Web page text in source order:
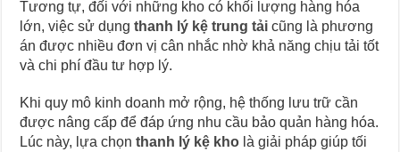
Tương tự, đối với những kho có khối lượng hàng hóa
lớn, việc sử dụngthanh lý kệ trung tải cũng là phương
án được nhiều đơn vị cân nhắc nhờ khả năng chịu tải tốt
và chi phí đầu tư hợp lý.
Khi quy mô kinh doanh mở rộng, hệ thống lưu trữ cần
được nâng cấp để đáp ứng nhu cầu bảo quản hàng hóa.
Lúc này, lựa chọnthanh lý kệ kho là giải pháp giúp tối